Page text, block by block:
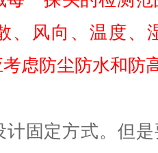
、风向、温度、
虑防尘防水和防
计固定方式。但